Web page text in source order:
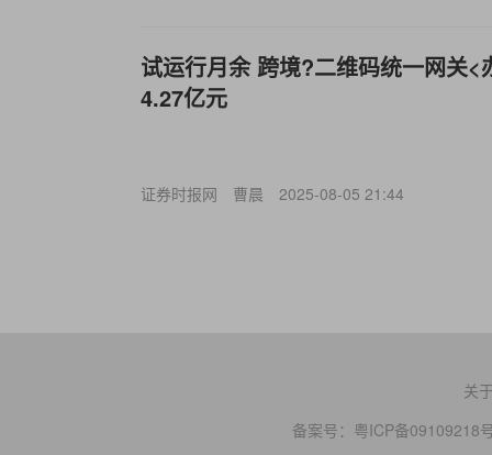
试运行月余 跨境?二维码统一网关<
4.27亿元
证券时报网 曹晨 2025-08-05 21:44
关
备案号： 粤ICP备09109218